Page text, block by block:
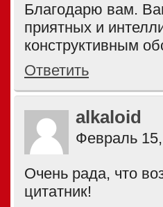
Благодарю вам.
приятных и
конструктивным
Ответить
alkaloid
Февраль
Очень рада, что
цитатник!